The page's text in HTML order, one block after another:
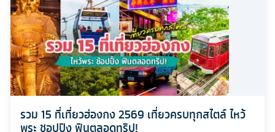
รวม 15 ที่เที่ยวฮ่องกง 2569 เที่ยวครบทุกสไตล์ ไหว้
พระ ชอปปิง ฟินตลอดทริป!